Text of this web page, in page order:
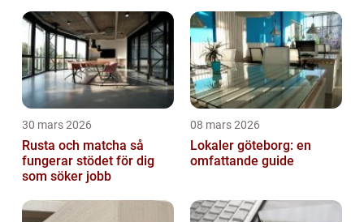
30 mars 2026
Rusta och matcha så
fungerar stödet för dig
som söker jobb
08 mars 2026
Lokaler göteborg: en
omfattande guide